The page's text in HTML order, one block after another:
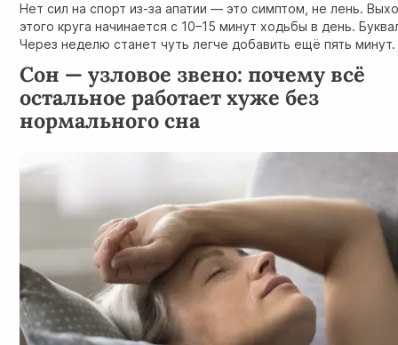
Нет сил на спорт из-за апатии — это симптом, не лень.
этого круга начинается с 10–15 минут ходьбы в день.
Через неделю станет чуть легче добавить ещё пять минут.
Сон — узловое звено: почему всё
остальное работает хуже без
нормального сна